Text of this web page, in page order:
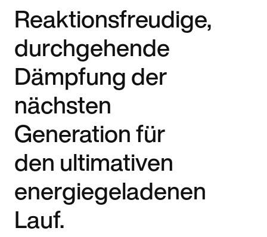
Reaktionsfreudige,
durchgehende
Dämpfung der
nächsten
Generation für
den ultimativen
energiegeladenen
Lauf.